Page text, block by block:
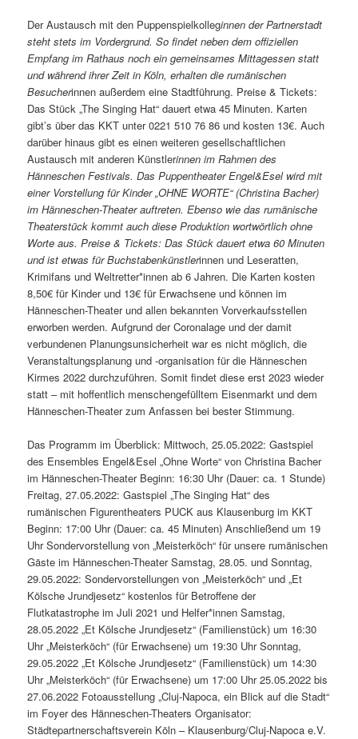
Der Austausch mit den Puppenspielkolleginnen der Partnerstadt
steht stets im Vordergrund. So findet neben dem offiziellen
Empfang im Rathaus noch ein gemeinsames Mittagessen statt
und während ihrer Zeit in Köln, erhalten die rumänischen
Besucherinnen außerdem eine Stadtführung. Preise & Tickets:
Das Stück „The Singing Hat“ dauert etwa 45 Minuten. Karten
gibt’s über das KKT unter 0221 510 76 86 und kosten 13€. Auch
darüber hinaus gibt es einen weiteren gesellschaftlichen
Austausch mit anderen Künstlerinnen im Rahmen des
Hänneschen Festivals. Das Puppentheater Engel&Esel wird mit
einer Vorstellung für Kinder „OHNE WORTE“ (Christina Bacher)
im Hänneschen-Theater auftreten. Ebenso wie das rumänische
Theaterstück kommt auch diese Produktion wortwörtlich ohne
Worte aus. Preise & Tickets: Das Stück dauert etwa 60 Minuten
und ist etwas für Buchstabenkünstlerinnen und Leseratten,
Krimifans und Weltretter*innen ab 6 Jahren. Die Karten kosten
8,50€ für Kinder und 13€ für Erwachsene und können im
Hänneschen-Theater und allen bekannten Vorverkaufsstellen
erworben werden. Aufgrund der Coronalage und der damit
verbundenen Planungsunsicherheit war es nicht möglich, die
Veranstaltungsplanung und -organisation für die Hänneschen
Kirmes 2022 durchzuführen. Somit findet diese erst 2023 wieder
statt – mit hoffentlich menschengefülltem Eisenmarkt und dem
Hänneschen-Theater zum Anfassen bei bester Stimmung.
Das Programm im Überblick: Mittwoch, 25.05.2022: Gastspiel
des Ensembles Engel&Esel „Ohne Worte“ von Christina Bacher
im Hänneschen-Theater Beginn: 16:30 Uhr (Dauer: ca. 1 Stunde)
Freitag, 27.05.2022: Gastspiel „The Singing Hat“ des
rumänischen Figurentheaters PUCK aus Klausenburg im KKT
Beginn: 17:00 Uhr (Dauer: ca. 45 Minuten) Anschließend um 19
Uhr Sondervorstellung von „Meisterköch“ für unsere rumänischen
Gäste im Hänneschen-Theater Samstag, 28.05. und Sonntag,
29.05.2022: Sondervorstellungen von „Meisterköch“ und „Et
Kölsche Jrundjesetz“ kostenlos für Betroffene der
Flutkatastrophe im Juli 2021 und Helfer*innen Samstag,
28.05.2022 „Et Kölsche Jrundjesetz“ (Familienstück) um 16:30
Uhr „Meisterköch“ (für Erwachsene) um 19:30 Uhr Sonntag,
29.05.2022 „Et Kölsche Jrundjesetz“ (Familienstück) um 14:30
Uhr „Meisterköch“ (für Erwachsene) um 17:00 Uhr 25.05.2022 bis
27.06.2022 Fotoausstellung „Cluj-Napoca, ein Blick auf die Stadt“
im Foyer des Hänneschen-Theaters Organisator:
Städtepartnerschaftsverein Köln – Klausenburg/Cluj-Napoca e.V.